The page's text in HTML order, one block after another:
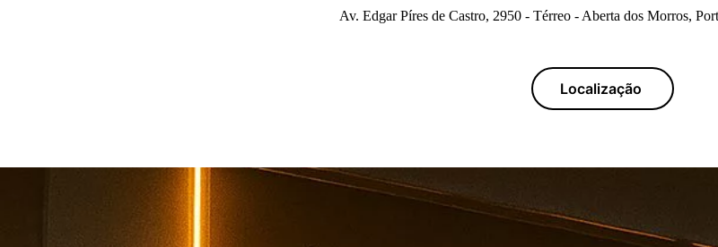
Av. Edgar Píres de Castro, 2950 - Térreo - Aberta dos Morros,
Localização